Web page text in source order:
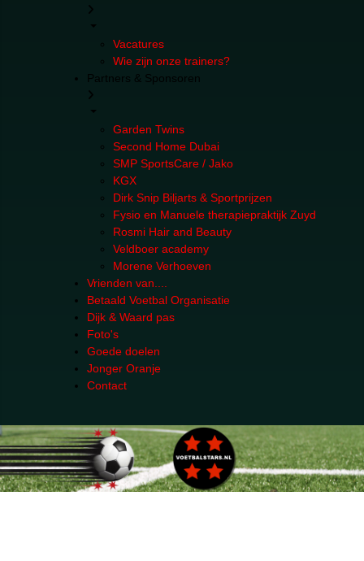
Vacatures
Wie zijn onze trainers?
Partners & Sponsoren
Garden Twins
Second Home Dubai
SMP SportsCare / Jako
KGX
Dirk Snip Biljarts & Sportprijzen
Fysio en Manuele therapiepraktijk Zuyd
Rosmi Hair and Beauty
Veldboer academy
Morene Verhoeven
Vrienden van....
Betaald Voetbal Organisatie
Dijk & Waard pas
Foto's
Goede doelen
Jonger Oranje
Contact